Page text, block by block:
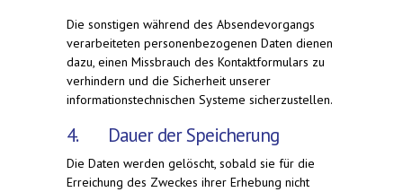
Die sonstigen während des Absendevorgangs
verarbeiteten personenbezogenen Daten dienen
dazu, einen Missbrauch des Kontaktformulars zu
verhindern und die Sicherheit unserer
informationstechnischen Systeme sicherzustellen.
4. Dauer der Speicherung
Die Daten werden gelöscht, sobald sie für die
Erreichung des Zweckes ihrer Erhebung nicht